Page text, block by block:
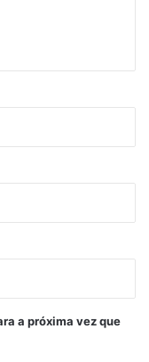
a próxima vez que